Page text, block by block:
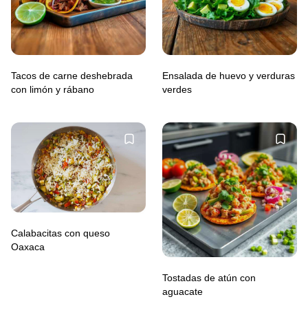
Tacos de carne deshebrada
con limón y rábano
Ensalada de huevo y verduras
verdes
Calabacitas con queso
Oaxaca
Tostadas de atún con
aguacate